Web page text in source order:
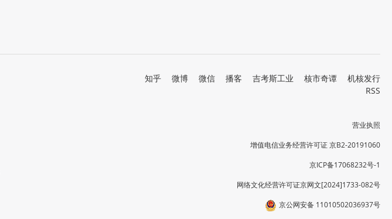
知乎 微博 微信 播客 吉考斯工业 核市奇谭
机核发行
RSS
营业执照
增值电信业务经营许可证 京B2-20191060
京ICP备17068232号-1
网络文化经营许可证京网文[2024]1733-082号
京公网安备 11010502036937号